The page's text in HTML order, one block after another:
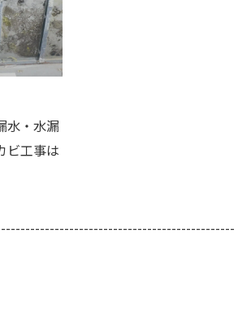
水・水漏
ビ工事は